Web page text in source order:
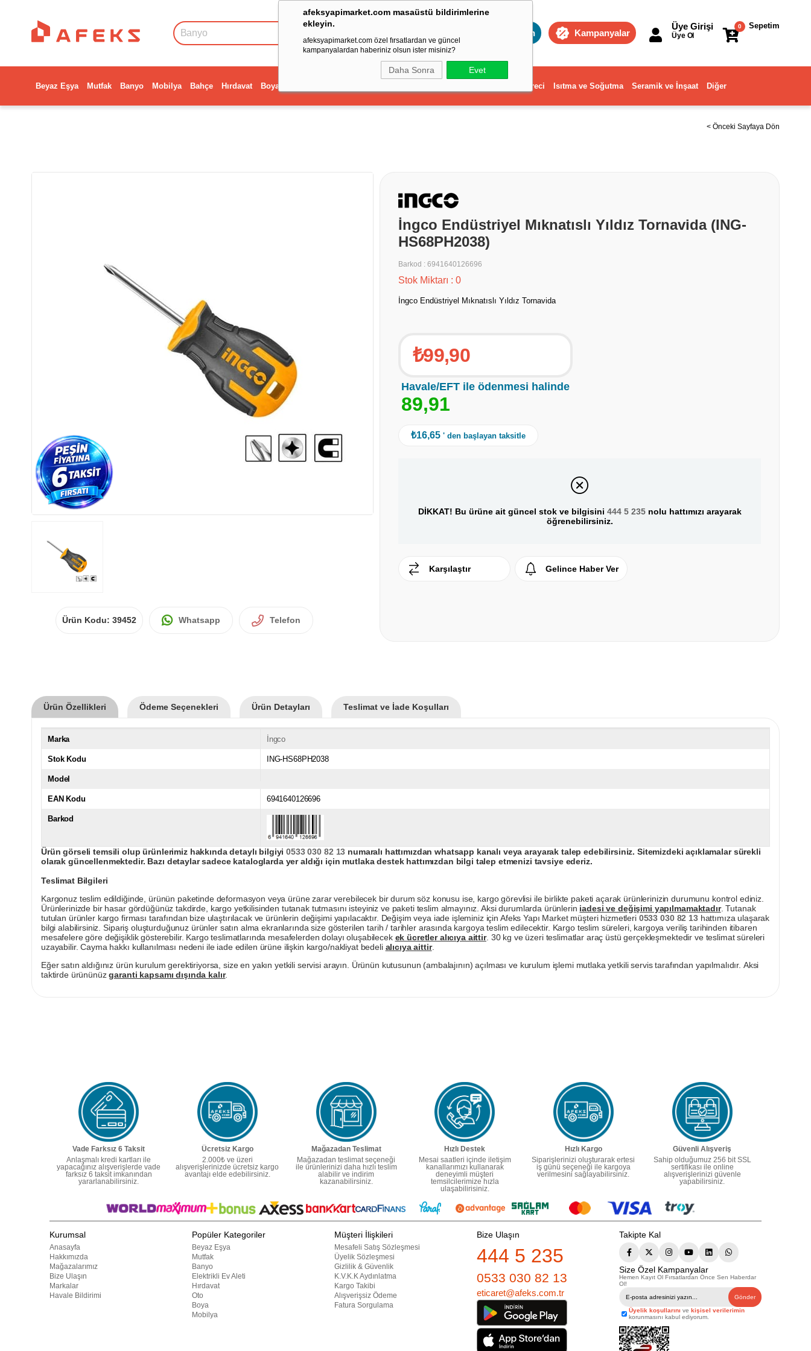
afeksyapimarket.com masaüstü bildirimlerine
ekleyin.
afeksyapimarket.com özel fırsatlardan ve güncel
kampanyalardan haberiniz olsun ister misiniz?
Daha Sonra Evet
Toptan Kampanyalar
Sepetim
0
Üye Girişi
Üye Ol
Beyaz Eşya Mutfak Banyo Mobilya Bahçe Hırdavat Boya Dekorasyon ve Ev Gereci Isıtma ve Soğutma Seramik ve İnşaat Diğer
< Önceki Sayfaya Dön
Ürün Kodu: 39452 Whatsapp Telefon
İngco Endüstriyel Mıknatıslı Yıldız Tornavida (ING-
HS68PH2038)
Barkod : 6941640126696
Stok Miktarı : 0
İngco Endüstriyel Mıknatıslı Yıldız Tornavida
₺99,90
Havale/EFT ile ödenmesi halinde
89,91
₺16,65 ' den başlayan taksitle
DİKKAT! Bu ürüne ait güncel stok ve bilgisini 444 5 235nolu hattımızı arayarak
öğrenebilirsiniz.
Karşılaştır Gelince Haber Ver
Ürün Özellikleri Ödeme Seçenekleri Ürün Detayları Teslimat ve İade Koşulları
Marka İngco
Stok Kodu ING-HS68PH2038
Model
EAN Kodu 6941640126696
Barkod
Ürün görseli temsili olup ürünlerimiz hakkında detaylı bilgiyi0533 030 82 13 numaralı hattımızdan whatsapp kanalı veya arayarak talep edebilirsiniz. Sitemizdeki açıklamalar sürekli
olarak güncellenmektedir. Bazı detaylar sadece kataloglarda yer aldığı için mutlaka destek hattımızdan bilgi talep etmenizi tavsiye ederiz.
Teslimat Bilgileri
Kargonuz teslim edildiğinde, ürünün paketinde deformasyon veya ürüne zarar verebilecek bir durum söz konusu ise, kargo görevlisi ile birlikte paketi açarak ürünlerinizin durumunu kontrol ediniz.
Ürünlerinizde bir hasar gördüğünüz takdirde, kargo yetkilisinden tutanak tutmasını isteyiniz ve paketi teslim almayınız. Aksi durumlarda ürünlerin iadesi ve değişimi yapılmamaktadır. Tutanak
tutulan ürünler kargo firması tarafından bize ulaştırılacak ve ürünlerin değişimi yapılacaktır. Değişim veya iade işleminiz için Afeks Yapı Market müşteri hizmetleri 0533 030 82 13hattımıza ulaşarak
bilgi alabilirsiniz. Sipariş oluşturduğunuz ürünler satın alma ekranlarında size gösterilen tarih / tarihler arasında kargoya teslim edilecektir. Kargo teslim süreleri, kargoya veriliş tarihinden itibaren
mesafelere göre değişiklik gösterebilir. Kargo teslimatlarında mesafelerden dolayı oluşabilecek ek ücretler alıcıya aittir. 30 kg ve üzeri teslimatlar araç üstü gerçekleşmektedir ve teslimat süreleri
uzayabilir. Cayma hakkı kullanılması nedeni ile iade edilen ürüne ilişkin kargo/nakliyat bedeli alıcıya aittir.
Eğer satın aldığınız ürün kurulum gerektiriyorsa, size en yakın yetkili servisi arayın. Ürünün kutusunun (ambalajının) açılması ve kurulum işlemi mutlaka yetkili servis tarafından yapılmalıdır. Aksi
taktirde ürününüzgaranti kapsamı dışında kalır.
Vade Farksız 6 Taksit
Anlaşmalı kredi kartları ile
yapacağınız alışverişlerde vade
farksız 6 taksit imkanından
yararlanabilirsiniz.
Ücretsiz Kargo
2.000₺ ve üzeri
alışverişlerinizde ücretsiz kargo
avantajı elde edebilirsiniz.
Mağazadan Teslimat
Mağazadan teslimat seçeneği
ile ürünlerinizi daha hızlı teslim
alabilir ve indirim
kazanabilirsiniz.
Hızlı Destek
Mesai saatleri içinde iletişim
kanallarımızı kullanarak
deneyimli müşteri
temsilcilerimize hızla
ulaşabilirisiniz.
Hızlı Kargo
Siparişlerinizi oluşturarak ertesi
iş günü seçeneği ile kargoya
verilmesini sağlayabilirsiniz.
Güvenli Alışveriş
Sahip olduğumuz 256 bit SSL
sertifikası ile online
alışverişlerinizi güvenle
yapabilirsiniz.
Kurumsal
Anasayfa
Hakkımızda
Mağazalarımız
Bize Ulaşın
Markalar
Havale Bildirimi
Popüler Kategoriler
Beyaz Eşya
Mutfak
Banyo
Elektrikli Ev Aleti
Hırdavat
Oto
Boya
Mobilya
Müşteri İlişkileri
Mesafeli Satış Sözleşmesi
Üyelik Sözleşmesi
Gizlilik & Güvenlik
K.V.K.K Aydınlatma
Kargo Takibi
Alışverişsiz Ödeme
Fatura Sorgulama
Bize Ulaşın
444 5 235
0533 030 82 13
eticaret@afeks.com.tr
Takipte Kal
Size Özel Kampanyalar
Hemen Kayıt Ol Fırsatlardan Önce Sen Haberdar
Ol!
Gönder
Üyelik koşullarını ve kişisel verilerimin
korunmasını kabul ediyorum.